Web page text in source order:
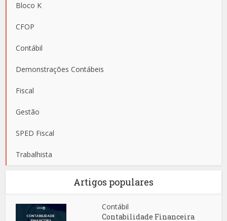
Bloco K
CFOP
Contábil
Demonstrações Contábeis
Fiscal
Gestão
SPED Fiscal
Trabalhista
Artigos populares
Contábil
Contabilidade Financeira